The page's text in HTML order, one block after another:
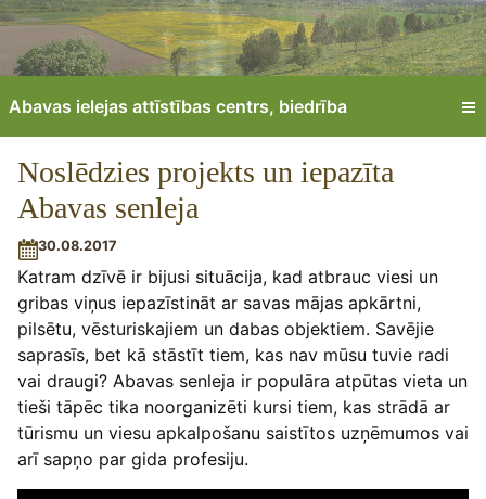
Abavas ielejas attīstības centrs, biedrība
Noslēdzies projekts un iepazīta
Abavas senleja
30.08.2017
Katram dzīvē ir bijusi situācija, kad atbrauc viesi un
gribas viņus iepazīstināt ar savas mājas apkārtni,
pilsētu, vēsturiskajiem un dabas objektiem. Savējie
saprasīs, bet kā stāstīt tiem, kas nav mūsu tuvie radi
vai draugi? Abavas senleja ir populāra atpūtas vieta un
tieši tāpēc tika noorganizēti kursi tiem, kas strādā ar
tūrismu un viesu apkalpošanu saistītos uzņēmumos vai
arī sapņo par gida profesiju.